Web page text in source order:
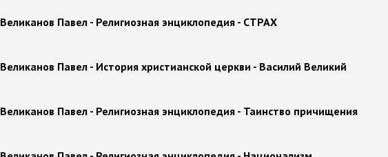
Великанов Павел - Религиозная энциклопедия - СТРАХ
Великанов Павел - История христианской церкви - Василий Великий
Великанов Павел - Религиозная энциклопедия - Таинство причищения